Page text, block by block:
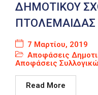
ΔΗΜΟΤΙΚΟΥ
ΠΤΟΛΕΜΑΙΔΑΣ
7 Μαρτίου, 2019
Αποφάσεις
Αποφάσεις
Read More